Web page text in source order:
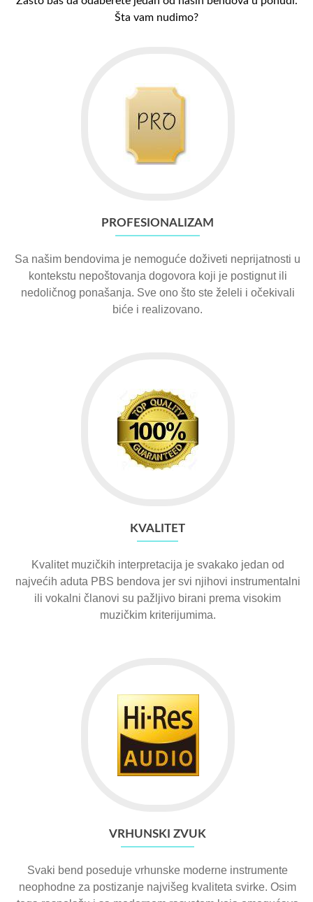
Šta vam nudimo?
PROFESIONALIZAM
Sa našim bendovima je nemoguće doživeti neprijatnosti u
kontekstu nepoštovanja dogovora koji je postignut ili
nedoličnog ponašanja. Sve ono što ste želeli i očekivali
biće i realizovano.
KVALITET
Kvalitet muzičkih interpretacija je svakako jedan od
najvećih aduta PBS bendova jer svi njihovi instrumentalni
ili vokalni članovi su pažljivo birani prema visokim
muzičkim kriterijumima.
VRHUNSKI ZVUK
Svaki bend poseduje vrhunske moderne instrumente
neophodne za postizanje najvišeg kvaliteta svirke. Osim